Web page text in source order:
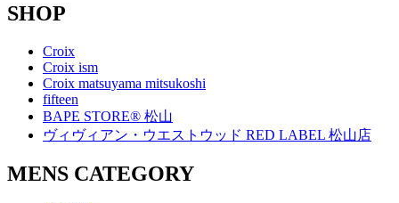
SHOP
Croix
Croix ism
Croix matsuyama mitsukoshi
fifteen
BAPE STORE® 松山
ヴィヴィアン・ウエストウッド RED LABEL 松山店
MENS CATEGORY